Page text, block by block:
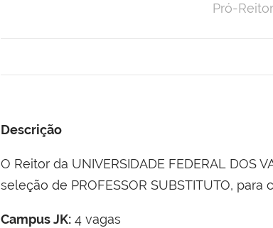
Pró-
Descrição
O Reitor da UNIVERSIDADE FEDERAL DOS
seleção de PROFESSOR SUBSTITUTO,
Campus JK: 4 vagas